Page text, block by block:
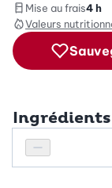
Mise au frais4 h
Valeurs
Ingrédients
Réduire le
Personnes